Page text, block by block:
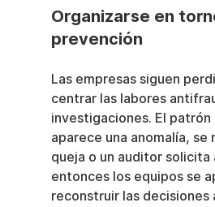
Organizarse en
prevención
Las empresas siguen
centrar las labores
investigaciones. El patrón
aparece una anomalía, se
queja o un auditor solicita
entonces los equipos se
reconstruir las decisiones